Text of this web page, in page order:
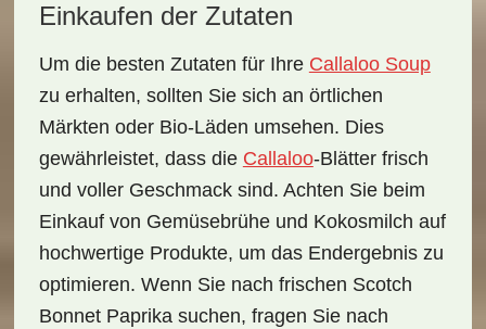
Einkaufen der Zutaten
Um die besten Zutaten für Ihre Callaloo Soup
zu erhalten, sollten Sie sich an örtlichen
Märkten oder Bio-Läden umsehen. Dies
gewährleistet, dass die Callaloo-Blätter frisch
und voller Geschmack sind. Achten Sie beim
Einkauf von Gemüsebrühe und Kokosmilch auf
hochwertige Produkte, um das Endergebnis zu
optimieren. Wenn Sie nach frischen Scotch
Bonnet Paprika suchen, fragen Sie nach